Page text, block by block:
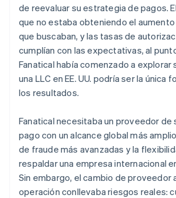
de reevaluar su estrategia de pagos.
que no estaba obteniendo el
que buscaban, y las tasas de
cumplían con las expectativas, al
Fanatical había comenzado a explorar
una LLC en EE. UU. podría ser la única
los resultados.
Fanatical necesitaba un proveedor de
pago con un alcance global más
de fraude más avanzadas y la
respaldar una empresa internacional
Sin embargo, el cambio de proveedor
operación conllevaba riesgos reales: